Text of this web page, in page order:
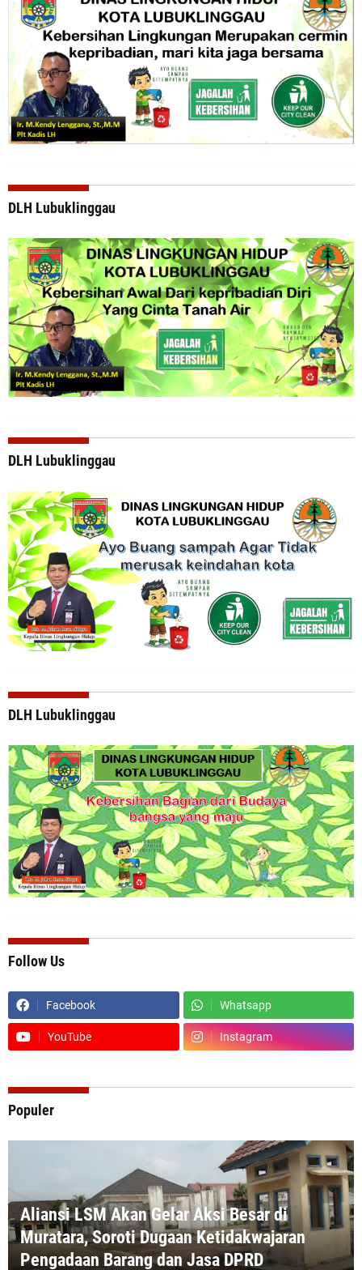
DLH Lubuklinggau
DLH Lubuklinggau
DLH Lubuklinggau
Follow Us
Facebook Whatsapp
YouTube Instagram
Populer
Aliansi LSM Akan Gelar Aksi Besar di
Muratara, Soroti Dugaan Ketidakwajaran
Pengadaan Barang dan Jasa DPRD